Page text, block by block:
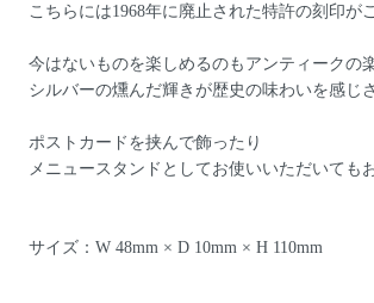
こちらには1968年に廃止された特許の刻印が
今はないものを楽しめるのもアンティークの
シルバーの燻んだ輝きが歴史の味わいを感じ
ポストカードを挟んで飾ったり
メニュースタンドとしてお使いいただいても
サイズ：W 48mm × D 10mm × H 110mm